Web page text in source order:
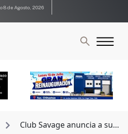
8 de Agosto, 2026

Club Savage anuncia a su